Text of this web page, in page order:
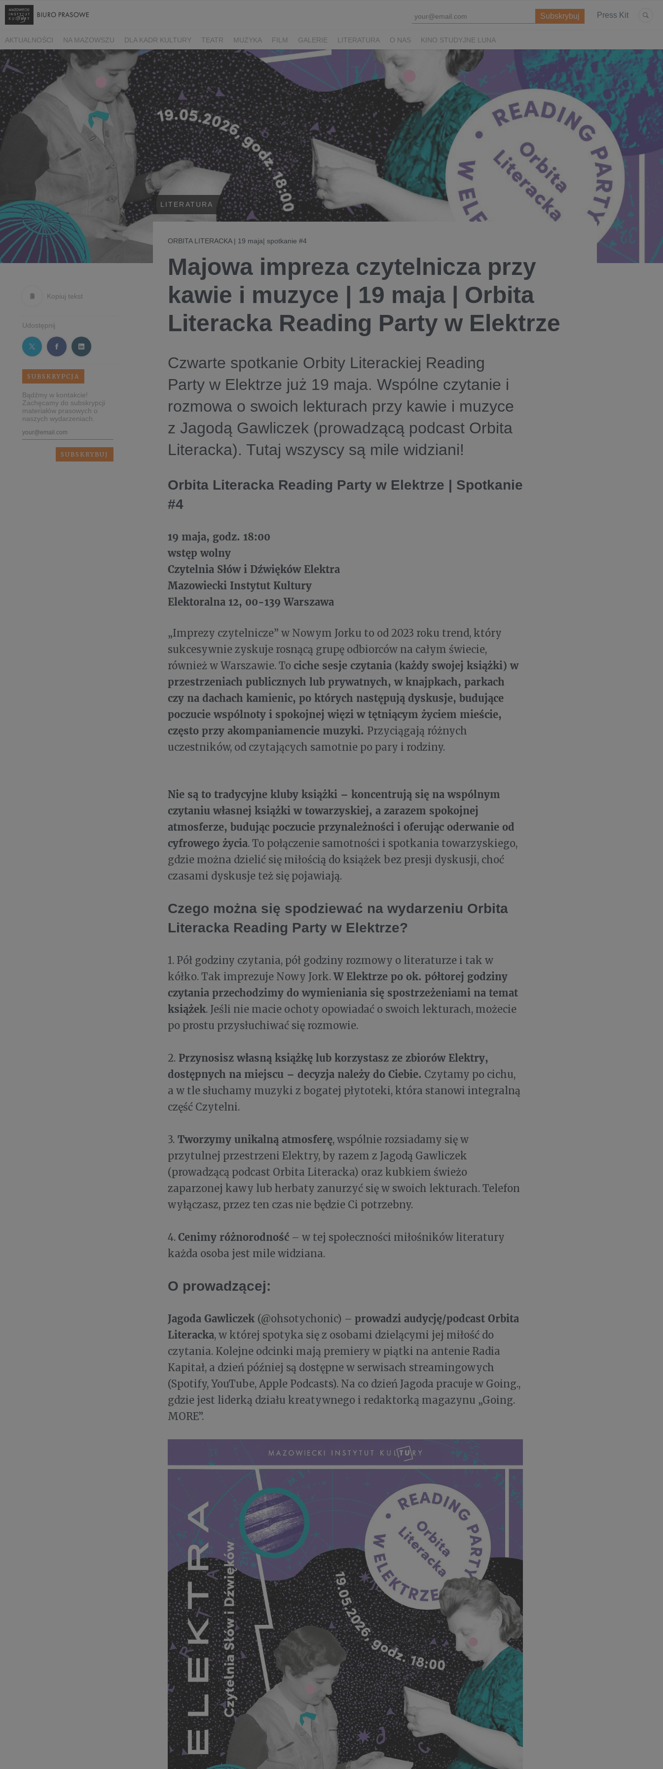
Press Kit
AKTUALNOŚCI NA MAZOWSZU DLA KADR KULTURY TEATR MUZYKA FILM GALERIE LITERATURA O NAS KINO STUDYJNE LUNA
Kopiuj tekst
Udostępnij
SUBSKRYPCJA
Bądźmy w kontakcie!
Zachęcamy do subskrypcji
materiałów prasowych o
naszych wydarzeniach.
LITERATURA
ORBITA LITERACKA | 19 maja| spotkanie #4
Majowa impreza czytelnicza przy
kawie i muzyce | 19 maja | Orbita
Literacka Reading Party w Elektrze
Czwarte spotkanie Orbity Literackiej Reading
Party w Elektrze już 19 maja. Wspólne czytanie i
rozmowa o swoich lekturach przy kawie i muzyce
z Jagodą Gawliczek (prowadzącą podcast Orbita
Literacka). Tutaj wszyscy są mile widziani!
Orbita Literacka Reading Party w Elektrze | Spotkanie
#4
19 maja, godz. 18:00
wstęp wolny
Czytelnia Słów i Dźwięków Elektra
Mazowiecki Instytut Kultury
Elektoralna 12, 00-139 Warszawa
„Imprezy czytelnicze” w Nowym Jorku to od 2023 roku trend, który
sukcesywnie zyskuje rosnącą grupę odbiorców na całym świecie,
również w Warszawie. To ciche sesje czytania (każdy swojej książki) w
przestrzeniach publicznych lub prywatnych, w knajpkach, parkach
czy na dachach kamienic, po których następują dyskusje, budujące
poczucie wspólnoty i spokojnej więzi w tętniącym życiem mieście,
często przy akompaniamencie muzyki. Przyciągają różnych
uczestników, od czytających samotnie po pary i rodziny.
Nie są to tradycyjne kluby książki – koncentrują się na wspólnym
czytaniu własnej książki w towarzyskiej, a zarazem spokojnej
atmosferze, budując poczucie przynależności i oferując oderwanie od
cyfrowego życia. To połączenie samotności i spotkania towarzyskiego,
gdzie można dzielić się miłością do książek bez presji dyskusji, choć
czasami dyskusje też się pojawiają.
Czego można się spodziewać na wydarzeniu Orbita
Literacka Reading Party w Elektrze?
1. Pół godziny czytania, pół godziny rozmowy o literaturze i tak w
kółko. Tak imprezuje Nowy Jork.W Elektrze po ok. półtorej godziny
czytania przechodzimy do wymieniania się spostrzeżeniami na temat
książek. Jeśli nie macie ochoty opowiadać o swoich lekturach, możecie
po prostu przysłuchiwać się rozmowie.
2. Przynosisz własną książkę lub korzystasz ze zbiorów Elektry,
dostępnych na miejscu – decyzja należy do Ciebie. Czytamy po cichu,
a w tle słuchamy muzyki z bogatej płytoteki, która stanowi integralną
część Czytelni.
3. Tworzymy unikalną atmosferę, wspólnie rozsiadamy się w
przytulnej przestrzeni Elektry, by razem z Jagodą Gawliczek
(prowadzącą podcast Orbita Literacka) oraz kubkiem świeżo
zaparzonej kawy lub herbaty zanurzyć się w swoich lekturach. Telefon
wyłączasz, przez ten czas nie będzie Ci potrzebny.
4. Cenimy różnorodność – w tej społeczności miłośników literatury
każda osoba jest mile widziana.
O prowadzącej:
Jagoda Gawliczek (@ohsotychonic) – prowadzi audycję/podcast Orbita
Literacka, w której spotyka się z osobami dzielącymi jej miłość do
czytania. Kolejne odcinki mają premiery w piątki na antenie Radia
Kapitał, a dzień później są dostępne w serwisach streamingowych
(Spotify, YouTube, Apple Podcasts). Na co dzień Jagoda pracuje w Going.,
gdzie jest liderką działu kreatywnego i redaktorką magazynu „Going.
MORE”.